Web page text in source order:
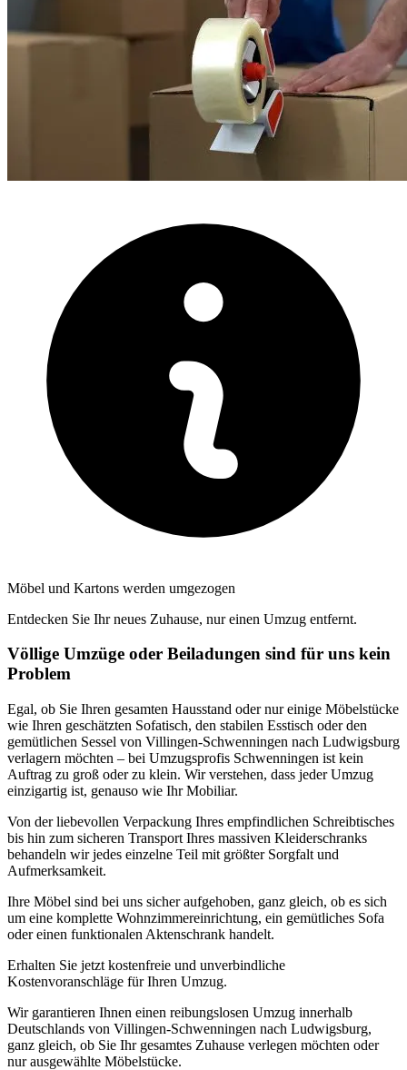
Möbel und Kartons werden umgezogen
Entdecken Sie Ihr neues Zuhause, nur einen Umzug entfernt.
Völlige Umzüge oder Beiladungen sind für uns kein
Problem
Egal, ob Sie Ihren gesamten Hausstand oder nur einige Möbelstücke
wie Ihren geschätzten Sofatisch, den stabilen Esstisch oder den
gemütlichen Sessel von Villingen-Schwenningen nach Ludwigsburg
verlagern möchten – bei Umzugsprofis Schwenningen ist kein
Auftrag zu groß oder zu klein. Wir verstehen, dass jeder Umzug
einzigartig ist, genauso wie Ihr Mobiliar.
Von der liebevollen Verpackung Ihres empfindlichen Schreibtisches
bis hin zum sicheren Transport Ihres massiven Kleiderschranks
behandeln wir jedes einzelne Teil mit größter Sorgfalt und
Aufmerksamkeit.
Ihre Möbel sind bei uns sicher aufgehoben, ganz gleich, ob es sich
um eine komplette Wohnzimmereinrichtung, ein gemütliches Sofa
oder einen funktionalen Aktenschrank handelt.
Erhalten Sie jetzt kostenfreie und unverbindliche
Kostenvoranschläge für Ihren Umzug.
Wir garantieren Ihnen einen reibungslosen Umzug innerhalb
Deutschlands von Villingen-Schwenningen nach Ludwigsburg,
ganz gleich, ob Sie Ihr gesamtes Zuhause verlegen möchten oder
nur ausgewählte Möbelstücke.